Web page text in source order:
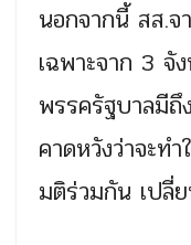
นอกจากนี้ สส.จ
เฉพาะจาก 3 จั
พรรครัฐบาลมีถึ
คาดหวังว่าจะท
มติร่วมกัน เปลี่